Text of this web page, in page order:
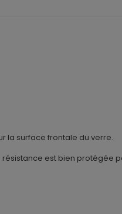
la surface frontale du verre.
est bien protégée